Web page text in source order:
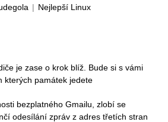
| Nejlepší Linux
je zase o krok blíž. Bude si s vámi
kterých památek jedete
bezplatného Gmailu, zlobí se
odesílání zpráv z adres třetích stran